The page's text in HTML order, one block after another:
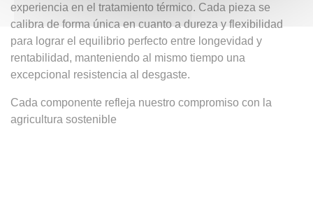
experiencia en el tratamiento térmico. Cada pieza se
calibra de forma única en cuanto a dureza y flexibilidad
para lograr el equilibrio perfecto entre longevidad y
rentabilidad, manteniendo al mismo tiempo una
excepcional resistencia al desgaste.
Cada componente refleja nuestro compromiso con la
agricultura sostenible